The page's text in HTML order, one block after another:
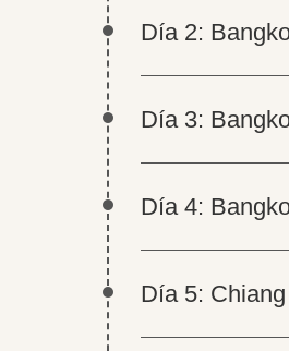
Día 2:
Día 3:
Día 4:
Día 5: